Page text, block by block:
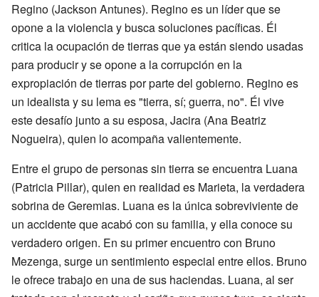
Regino (Jackson Antunes). Regino es un líder que se
opone a la violencia y busca soluciones pacíficas. Él
critica la ocupación de tierras que ya están siendo usadas
para producir y se opone a la corrupción en la
expropiación de tierras por parte del gobierno. Regino es
un idealista y su lema es "tierra, sí; guerra, no". Él vive
este desafío junto a su esposa, Jacira (Ana Beatriz
Nogueira), quien lo acompaña valientemente.
Entre el grupo de personas sin tierra se encuentra Luana
(Patricia Pillar), quien en realidad es Marieta, la verdadera
sobrina de Geremias. Luana es la única sobreviviente de
un accidente que acabó con su familia, y ella conoce su
verdadero origen. En su primer encuentro con Bruno
Mezenga, surge un sentimiento especial entre ellos. Bruno
le ofrece trabajo en una de sus haciendas. Luana, al ser